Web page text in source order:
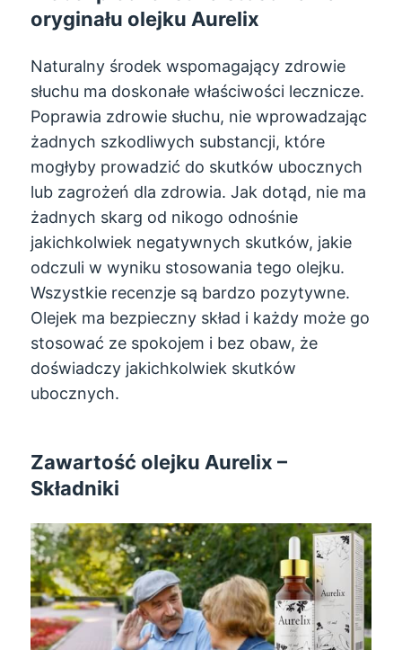
oryginału olejku Aurelix
Naturalny środek wspomagający zdrowie
słuchu ma doskonałe właściwości lecznicze.
Poprawia zdrowie słuchu, nie wprowadzając
żadnych szkodliwych substancji, które
mogłyby prowadzić do skutków ubocznych
lub zagrożeń dla zdrowia. Jak dotąd, nie ma
żadnych skarg od nikogo odnośnie
jakichkolwiek negatywnych skutków, jakie
odczuli w wyniku stosowania tego olejku.
Wszystkie recenzje są bardzo pozytywne.
Olejek ma bezpieczny skład i każdy może go
stosować ze spokojem i bez obaw, że
doświadczy jakichkolwiek skutków
ubocznych.
Zawartość olejku Aurelix –
Składniki